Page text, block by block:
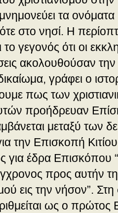
τα
στο νησί. Η
γε­γονός ότι οι
ακολουθούσαν την
γράφει ο
πως των
προήδρευαν
μεταξύ των
την Επισκοπή
για έδρα Επισκόπου
προς αυτήν
εις την νήσον”.
ως ο πρώτος